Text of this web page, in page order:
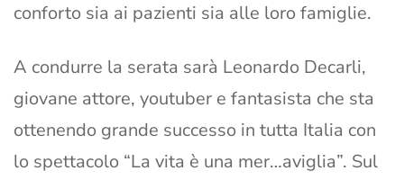
conforto sia ai pazienti sia alle loro famiglie.
A condurre la serata sarà Leonardo Decarli,
giovane attore, youtuber e fantasista che sta
ottenendo grande successo in tutta Italia con
lo spettacolo “La vita è una mer…aviglia”. Sul